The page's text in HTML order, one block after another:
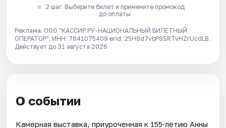
2 шаг. Выберите билет и примените промокод
до оплаты
Реклама. ООО "КАССИР.РУ-НАЦИОНАЛЬНЫЙ БИЛЕТНЫЙ
ОПЕРАТОР", ИНН: 7841075409 erid: 25H8d7vbP8SRTvHZrUcdLB.
Действует до 31 августа 2026
О событии
Камерная выставка, приуроченная к 155‑летию Анны